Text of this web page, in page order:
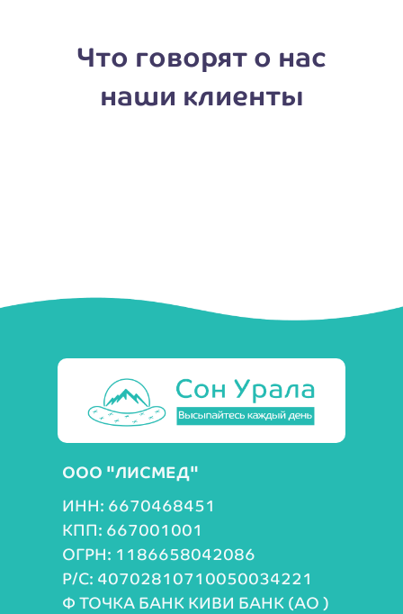
Что говорят о нас
наши клиенты
ИНН: 6670468451
КПП: 667001001
ОГРН: 1186658042086
Р/С: 40702810710050034221
Ф ТОЧКА БАНК КИВИ БАНК (АО )
ООО "ЛИСМЕД"